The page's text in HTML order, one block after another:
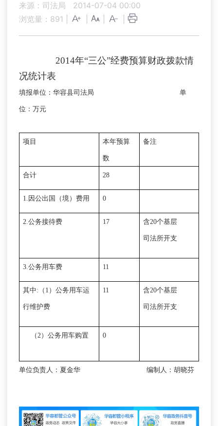
来源：司法局
2014-07-04 00:00
浏览量： 891
2014年“三公”经费预算财政拨款情
况统计表
填报单位：华容县司法局 单
位：万元
项目 本年预算
数
备注
合计 28
1. 因公出国（境）费用 0
2.公务接待费 17 含20个基层
司法所开支
3.公务用车费 11
其中 : （ 1 ）公务用车运
行维护费
11 含20个基层
司法所开支
（2）公务用车购置 0
单位负责人：夏金华 编制人：胡晓芬